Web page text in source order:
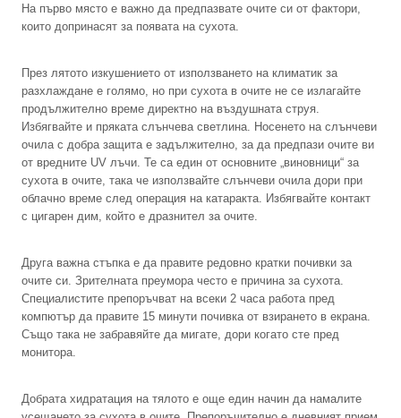
На първо място е важно да предпазвате очите си от фактори,
които допринасят за появата на сухота.
През лятото изкушението от използването на климатик за
разхлаждане е голямо, но при сухота в очите не се излагайте
продължително време директно на въздушната струя.
Избягвайте и пряката слънчева светлина. Носенето на слънчеви
очила с добра защита е задължително, за да предпази очите ви
от вредните UV лъчи. Те са един от основните „виновници“ за
сухота в очите, така че използвайте слънчеви очила дори при
облачно време след операция на катаракта. Избягвайте контакт
с цигарен дим, който е дразнител за очите.
Друга важна стъпка е да правите редовно кратки почивки за
очите си. Зрителната преумора често е причина за сухота.
Специалистите препоръчват на всеки 2 часа работа пред
компютър да правите 15 минути почивка от взирането в екрана.
Също така не забравяйте да мигате, дори когато сте пред
монитора.
Добрата хидратация на тялото е още един начин да намалите